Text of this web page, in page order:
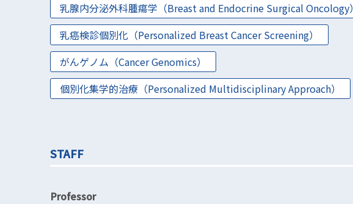
乳腺内分泌外科腫瘍学（Breast and Endocrine Surgical Oncology）
乳癌検診個別化（Personalized Breast Cancer Screening）
がんゲノム（Cancer Genomics）
個別化集学的治療（Personalized Multidisciplinary Approach）
STAFF
Professor